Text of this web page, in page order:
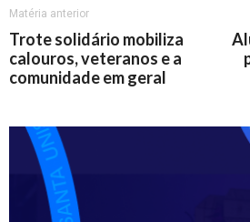
Matéria anterior
Trote solidário mobiliza
calouros, veteranos e a
comunidade em geral